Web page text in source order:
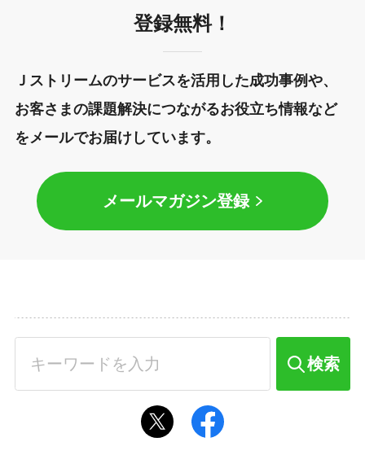
登録無料！
Ｊストリームのサービスを活用した成功事例や、
お客さまの課題解決につながるお役立ち情報など
をメールでお届けしています。
メールマガジン登録
検索